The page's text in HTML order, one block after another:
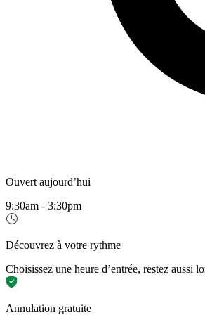
Ouvert aujourd’hui
9:30am - 3:30pm
Découvrez à votre rythme
Choisissez une heure d’entrée, restez aussi
Annulation gratuite